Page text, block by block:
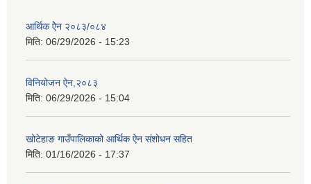
आर्थिक ऐेन २०८३/०८४
मिति: 06/29/2026 - 15:23
विनियोजन ऐन,२०८३
मिति: 06/29/2026 - 15:04
खोटेहाङ गाउँपालिकाको आर्थिक ऐन संशोधन सहित
मिति: 01/16/2026 - 17:37